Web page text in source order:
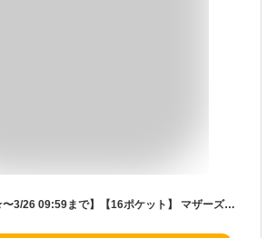
【SALE 40%OFF★〜3/26 09:59まで】【16ポケット】 マザーズバッグ リュック おしゃれ 親子 ペアルック お揃い 親子でおそろい 撥水 高密度ナイロン キルティング 軽量 a4 多収納 大容量 リュックサック リンクコーデ 背面ファスナー vinb-21c43z